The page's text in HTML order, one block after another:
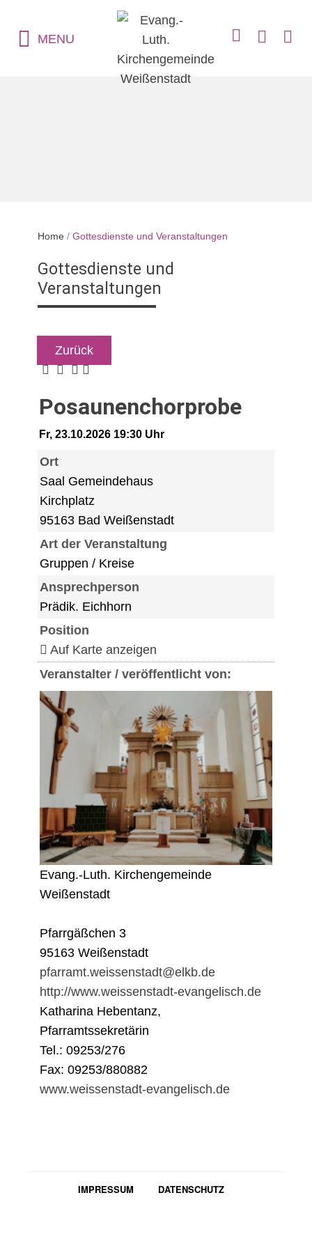
MENU
Home / Gottesdienste und Veranstaltungen
Gottesdienste und
Veranstaltungen
Zurück
Posaunenchorprobe
Fr, 23.10.2026 19:30 Uhr
Ort
Saal Gemeindehaus
Kirchplatz
95163 Bad Weißenstadt
Art der Veranstaltung
Gruppen / Kreise
Ansprechperson
Prädik. Eichhorn
Position
Auf Karte anzeigen
Veranstalter / veröffentlicht von:
Evang.-Luth. Kirchengemeinde
Weißenstadt
Pfarrgäßchen 3
95163 Weißenstadt
pfarramt.weissenstadt@elkb.de
http://www.weissenstadt-evangelisch.de
Katharina Hebentanz,
Pfarramtssekretärin
Tel.: 09253/276
Fax: 09253/880882
www.weissenstadt-evangelisch.de
IMPRESSUM DATENSCHUTZ